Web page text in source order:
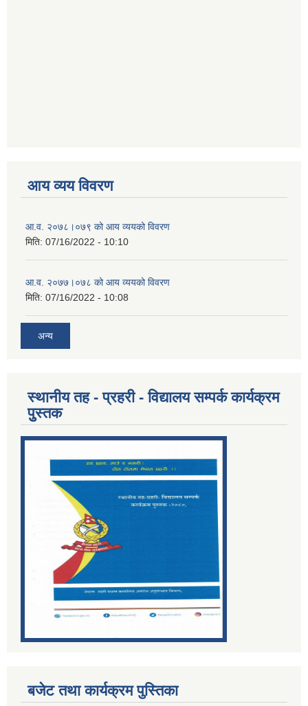
आय व्यय विवरण
आ.व. २०७८।०७९ को आय व्ययको विवरण
मिति: 07/16/2022 - 10:10
आ.व. २०७७।०७८ को आय व्ययको विवरण
मिति: 07/16/2022 - 10:08
अन्य
स्थानीय तह - प्रहरी - विद्यालय सम्पर्क कार्यक्रम
पुुस्तक
बजेट तथा कार्यक्रम पुस्तिका